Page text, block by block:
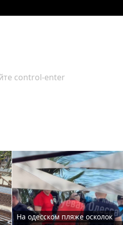
control-enter
На одесском пляже осколок